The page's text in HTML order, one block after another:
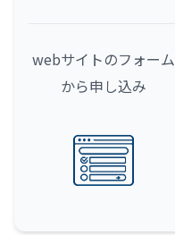
webサイトのフォーム
から申し込み